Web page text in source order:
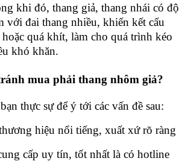
khi đó, thang giả, thang nhái có độ
với đai thang nhiều, khiến kết cấu
quá khít, làm cho quá trình kéo
khó khăn.
mua phải thang nhôm giả?
thực sự để ý tới các vấn đề sau:
hiệu nổi tiếng, xuất xứ rõ ràng
cấp uy tín, tốt nhất là có hotline